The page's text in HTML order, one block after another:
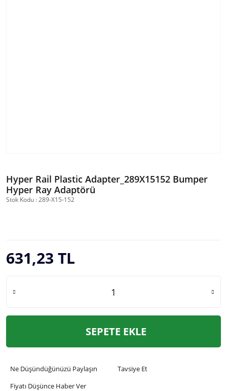
Hyper Rail Plastic Adapter_289X15152 Bumper
Hyper Ray Adaptörü
Stok Kodu : 289-X15-152
631,23 TL
SEPETE EKLE
Ne Düşündüğünüzü Paylaşın
Tavsiye Et
Fiyatı Düşünce Haber Ver